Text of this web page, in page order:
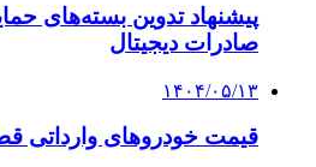
پیشنهاد تدوین بسته‌های
صادرات دیجیتال
۱۴۰۴/۰۵/۱۳
قیمت خودروهای وارداتی